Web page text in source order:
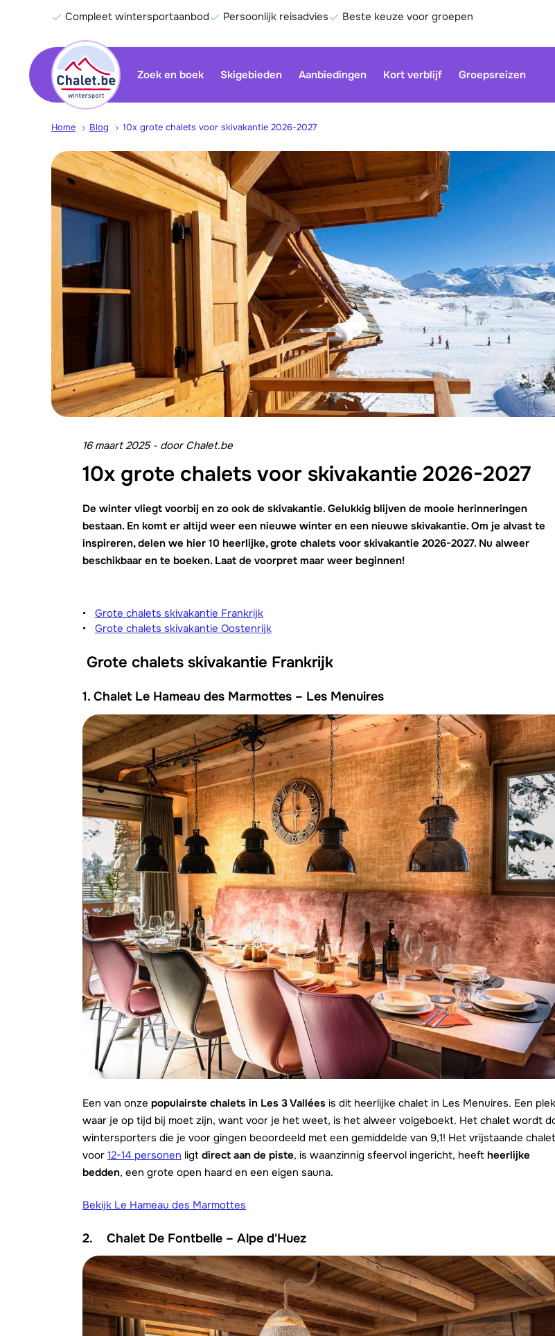
Compleet wintersportaanbod Persoonlijk reisadvies Beste keuze voor groepen
Zoek en boek Skigebieden Aanbiedingen Kort verblijf Groepsreizen
Home Blog 10x grote chalets voor skivakantie 2026-2027
16 maart 2025 - doorChalet.be
10x grote chalets voor skivakantie 2026-2027
De winter vliegt voorbij en zo ook de skivakantie. Gelukkig blijven de mooie herinneringen
bestaan. En komt er altijd weer een nieuwe winter en een nieuwe skivakantie. Om je alvast te
inspireren, delen we hier 10 heerlijke, grote chalets voor skivakantie 2026-2027. Nu alweer
beschikbaar en te boeken. Laat de voorpret maar weer beginnen!
Grote chalets skivakantie Frankrijk
Grote chalets skivakantie Oostenrijk
Grote chalets skivakantie Frankrijk
1. Chalet Le Hameau des Marmottes – Les Menuires
Een van onze populairste chalets in Les 3 Vallées is dit heerlijke chalet in Les Menuires. Een plek
waar je op tijd bij moet zijn, want voor je het weet, is het alweer volgeboekt. Het chalet wordt
wintersporters die je voor gingen beoordeeld met een gemiddelde van 9,1! Het vrijstaande chalet
voor 12-14 personen ligt direct aan de piste, is waanzinnig sfeervol ingericht, heeft heerlijke
bedden, een grote open haard en een eigen sauna.
Bekijk Le Hameau des Marmottes
2. Chalet De Fontbelle – Alpe d'Huez